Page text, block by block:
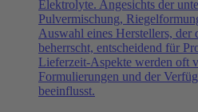
Elektrolyte. Angesichts der
Pulvermischung,
Auswahl eines Herstellers, der
beherrscht, entscheidend für
Lieferzeit-Aspekte werden oft
Formulierungen und der
beeinflusst.